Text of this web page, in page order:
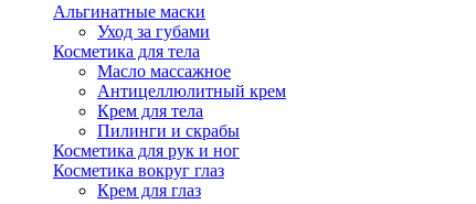
Альгинатные маски
Уход за губами
Косметика для тела
Масло массажное
Антицеллюлитный крем
Крем для тела
Пилинги и скрабы
Косметика для рук и ног
Косметика вокруг глаз
Крем для глаз